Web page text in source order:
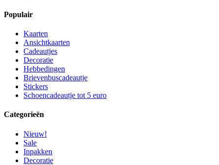
Populair
Kaarten
Ansichtkaarten
Cadeautjes
Decoratie
Hebbedingen
Brievenbuscadeautje
Stickers
Schoencadeautje tot 5 euro
Categorieën
Nieuw!
Sale
Inpakken
Decoratie